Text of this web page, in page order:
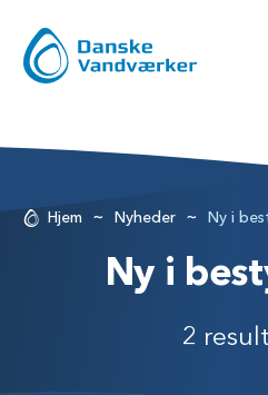
Hjem ~ Nyheder ~ Ny i
Ny i
2